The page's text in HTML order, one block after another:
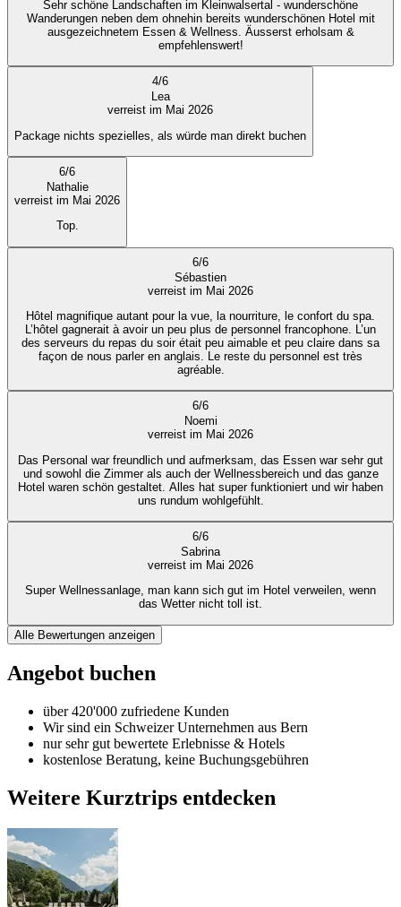
Sehr schöne Landschaften im Kleinwalsertal - wunderschöne
Wanderungen neben dem ohnehin bereits wunderschönen Hotel mit
ausgezeichnetem Essen & Wellness. Äusserst erholsam &
empfehlenswert!
4/6
Lea
verreist im Mai 2026
Package nichts spezielles, als würde man direkt buchen
6/6
Nathalie
verreist im Mai 2026
Top.
6/6
Sébastien
verreist im Mai 2026
Hôtel magnifique autant pour la vue, la nourriture, le confort du spa.
L’hôtel gagnerait à avoir un peu plus de personnel francophone. L’un
des serveurs du repas du soir était peu aimable et peu claire dans sa
façon de nous parler en anglais. Le reste du personnel est très
agréable.
6/6
Noemi
verreist im Mai 2026
Das Personal war freundlich und aufmerksam, das Essen war sehr gut
und sowohl die Zimmer als auch der Wellnessbereich und das ganze
Hotel waren schön gestaltet. Alles hat super funktioniert und wir haben
uns rundum wohlgefühlt.
6/6
Sabrina
verreist im Mai 2026
Super Wellnessanlage, man kann sich gut im Hotel verweilen, wenn
das Wetter nicht toll ist.
Alle Bewertungen anzeigen
Angebot buchen
über 420'000 zufriedene Kunden
Wir sind ein Schweizer Unternehmen aus Bern
nur sehr gut bewertete Erlebnisse & Hotels
kostenlose Beratung, keine Buchungsgebühren
Weitere Kurztrips entdecken